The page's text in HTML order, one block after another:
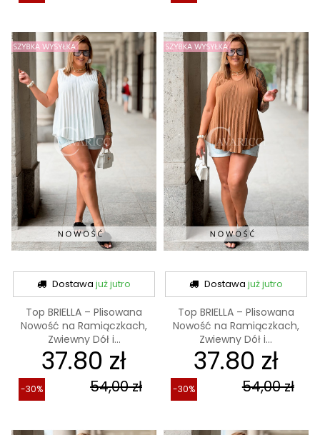
Dostawajuż jutro
Top BRIELLA – Plisowana
Nowość na Ramiączkach,
Zwiewny Dół i...
37.80 zł
54,00 zł
-30%
Dostawa już jutro
Top BRIELLA – Plisowana
Nowość na Ramiączkach,
Zwiewny Dół i...
37.80 zł
54,00 zł
-30%